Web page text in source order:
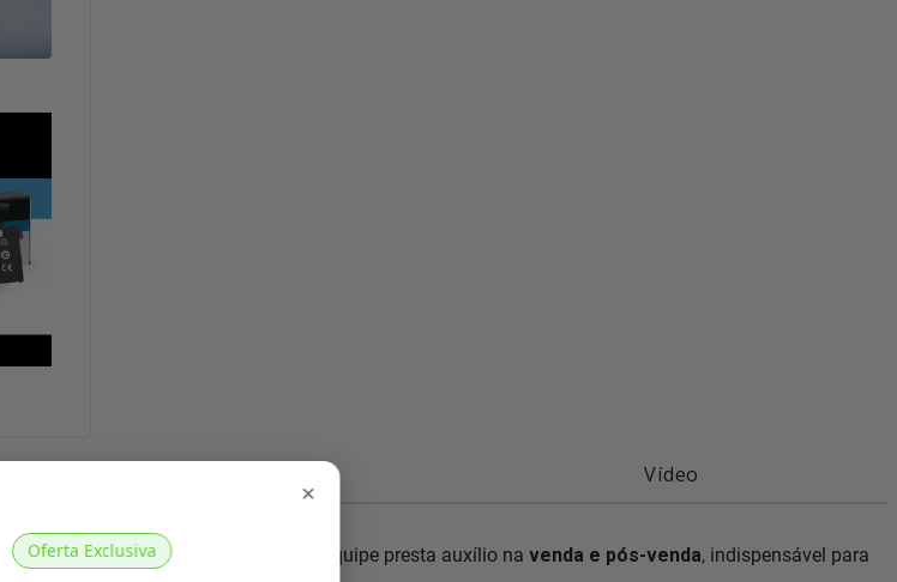
×
Oferta Exclusiva
Vídeo
produto como ninguém. Nossa equipe presta auxílio na venda e pós-venda, indispensável para